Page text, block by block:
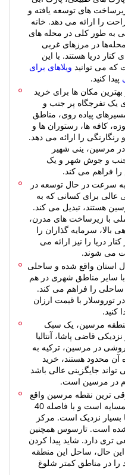
های توسعه یافته و
را ارائه می دهد. خانه
به طور کلی در محله های
در مرزهای غربی
کنار دریا هستند. با این
که می توانیدویلاهای برای
پیدا کنید.
مکان ها برای خرید
یک تفرجگاه پر جنب‌ و
پیاده‌ روی، مناطق
کافه‌ ها، رستوران‌ ها و
را ارائه می دهد.
در مرسین، ینی شهیر
و جوش شهر و یک
فراهم می کند.
سرعت در حال توسعه در
عالی برای کسانی که به
هستند، تبدیل می کند.
با زیرساخت های مدرن،
بالا، سرمایه گذاران را
دریا را نیز ارائه می‌
می‌ شوند.
واقع شده و ساحلی
با سایر مناطق شهری در هم
را فراهم می کند.
توروسلار با قیمت ارزان‌
کنید.
مرسین، یک سبک
قاضی پاشا، آنتالیا
در مرسین، ترکیه به
محدود هستند، خرید
جایگزینی عالی باشد
در مرسین است.
ترین نقطه مرسین واقع
شده است. تارسوس با استان آدانا همسایه است و با فاصله 40
بسیار نزدیک است. مرکز
شده است. تارسوس همچنین
دارد. شاید پیدا کردن
این حال، ساحل این منطقه
را در مناطق کمتر شلوغ